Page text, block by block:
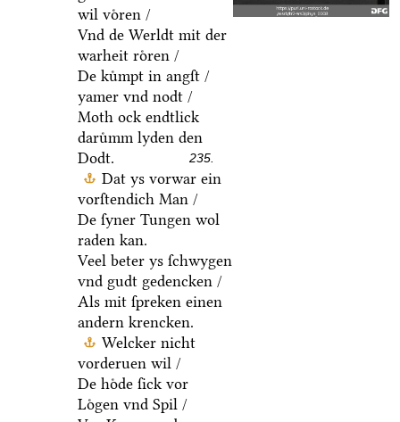
wil voͤren /
Vnd de Werldt mit der
warheit roͤren /
De kuͤmpt in angſt /
yamer vnd nodt /
Moth ock endtlick
daruͤmm lyden den
Dodt.
235.
Dat ys vorwar ein
vorſtendich Man /
De ſyner Tungen wol
raden kan.
Veel beter ys ſchwygen
vnd gudt gedencken /
Als mit ſpreken einen
andern krencken.
Welcker nicht
vorderuen wil /
De hoͤde ſick vor
Loͤgen vnd Spil /